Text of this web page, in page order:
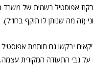
אפוסטיל רשמית של משרד
(זה מה שנותן לו תוקף בחו”ל).
יבקשו גם חותמת
על גבי התעודה המקורית עצמה.